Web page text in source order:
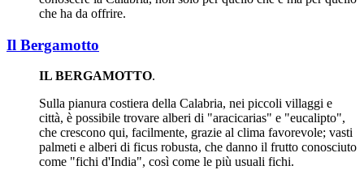
che ha da offrire.
Il Bergamotto
IL BERGAMOTTO.
Sulla pianura costiera della Calabria, nei piccoli villaggi e
città, è possibile trovare alberi di "aracicarias" e "eucalipto",
che crescono qui, facilmente, grazie al clima favorevole; vasti
palmeti e alberi di ficus robusta, che danno il frutto conosciuto
come "fichi d'India", così come le più usuali fichi.